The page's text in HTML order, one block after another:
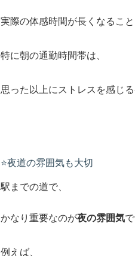
実際の体感時間が長くなること
特に朝の通勤時間帯は、
思った以上にストレスを感じ
⭐️夜道の雰囲気も大切
駅までの道で、
かなり重要なのが夜の雰囲気で
例えば、